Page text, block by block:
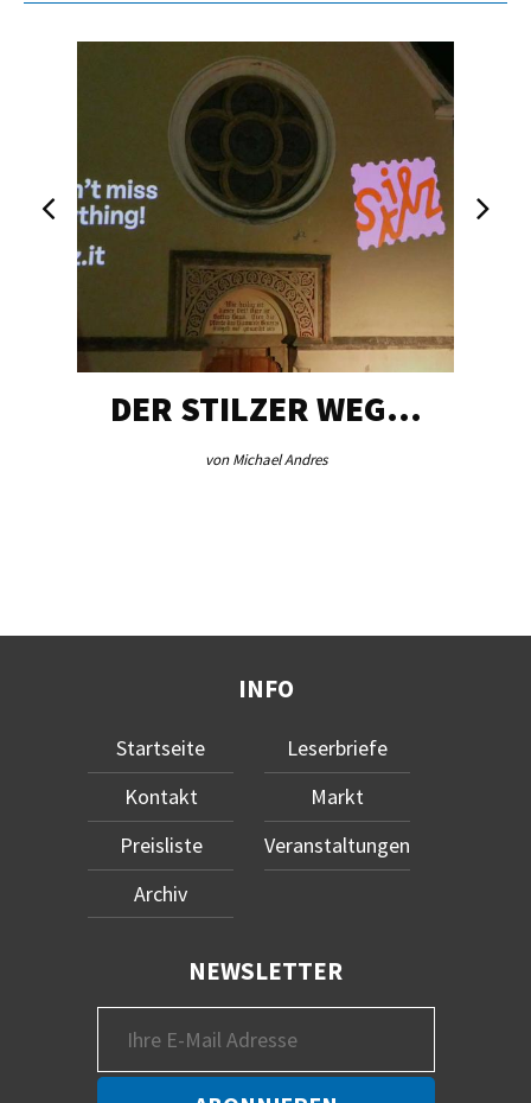
DER STILZER WEG…
von Michael Andres
INFO
Startseite
Kontakt
Preisliste
Archiv
Leserbriefe
Markt
Veranstaltungen
NEWSLETTER